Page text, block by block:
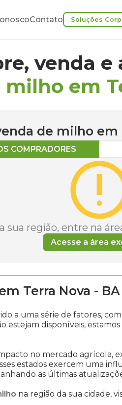
Contato Soluções
venda
milho em
de milho em
COMPRADORES
sua região, entre na
Acesse a área
Terra Nova - BA
a uma série de fatores,
estejam disponíveis,
no mercado agrícola,
estados exercem uma
as últimas
na região da sua cidade,